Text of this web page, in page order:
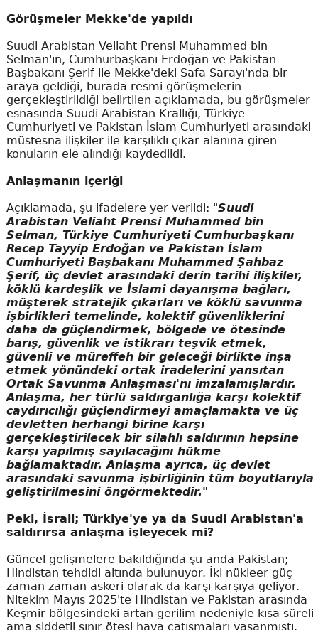
Görüşmeler Mekke'de yapıldı
Suudi Arabistan Veliaht Prensi Muhammed bin
Selman'ın, Cumhurbaşkanı Erdoğan ve Pakistan
Başbakanı Şerif ile Mekke'deki Safa Sarayı'nda bir
araya geldiği, burada resmi görüşmelerin
gerçekleştirildiği belirtilen açıklamada, bu görüşmeler
esnasında Suudi Arabistan Krallığı, Türkiye
Cumhuriyeti ve Pakistan İslam Cumhuriyeti arasındaki
müstesna ilişkiler ile karşılıklı çıkar alanına giren
konuların ele alındığı kaydedildi.
Anlaşmanın içeriği
Açıklamada, şu ifadelere yer verildi: "Suudi
Arabistan Veliaht Prensi Muhammed bin
Selman, Türkiye Cumhuriyeti Cumhurbaşkanı
Recep Tayyip Erdoğan ve Pakistan İslam
Cumhuriyeti Başbakanı Muhammed Şahbaz
Şerif, üç devlet arasındaki derin tarihi ilişkiler,
köklü kardeşlik ve İslami dayanışma bağları,
müşterek stratejik çıkarları ve köklü savunma
işbirlikleri temelinde, kolektif güvenliklerini
daha da güçlendirmek, bölgede ve ötesinde
barış, güvenlik ve istikrarı teşvik etmek,
güvenli ve müreffeh bir geleceği birlikte inşa
etmek yönündeki ortak iradelerini yansıtan
Ortak Savunma Anlaşması'nı imzalamışlardır.
Anlaşma, her türlü saldırganlığa karşı kolektif
caydırıcılığı güçlendirmeyi amaçlamakta ve üç
devletten herhangi birine karşı
gerçekleştirilecek bir silahlı saldırının hepsine
karşı yapılmış sayılacağını hükme
bağlamaktadır. Anlaşma ayrıca, üç devlet
arasındaki savunma işbirliğinin tüm boyutlarıyla
geliştirilmesini öngörmektedir."
Peki, İsrail; Türkiye'ye ya da Suudi Arabistan'a
saldırırsa anlaşma işleyecek mi?
Güncel gelişmelere bakıldığında şu anda Pakistan;
Hindistan tehdidi altında bulunuyor. İki nükleer güç
zaman zaman askeri olarak da karşı karşıya geliyor.
Nitekim Mayıs 2025'te Hindistan ve Pakistan arasında
Keşmir bölgesindeki artan gerilim nedeniyle kısa süreli
ama şiddetli sınır ötesi hava çatışmaları yaşanmıştı.